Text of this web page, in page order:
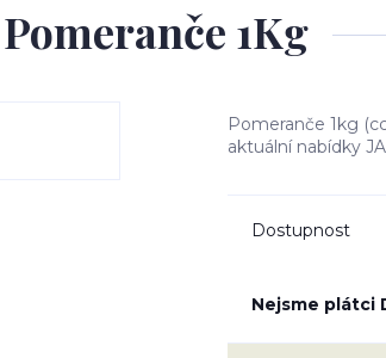
Pomeranče 1Kg
Pomeranče 1kg
aktuální nabídky
Dostupnost
Nejsme plátci